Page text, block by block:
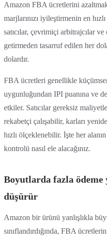
Amazon FBA ücretlerini
marjlarınızı iyileştirmenin en
satıcılar, çevrimiçi arbitrajcılar
getirmeden tasarruf edilen her
dolardır.
FBA ücretleri genellikle
uygunluğundan IPI puanına ve
etkiler. Satıcılar gereksiz
rekabetçi çalışabilir, karları
hızlı ölçeklenebilir. İşte her
kontrolü nasıl ele alacağınız.
Boyutlarda fazla ödeme
düşürür
Amazon bir ürünü yanlışlıkla
sınıflandırdığında, FBA